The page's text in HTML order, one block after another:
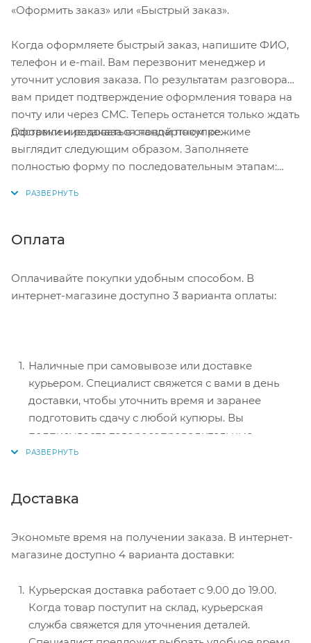
«Оформить заказ» или «Быстрый заказ».
Когда оформляете быстрый заказ, напишите ФИО,
телефон и e-mail. Вам перезвонит менеджер и
уточнит условия заказа. По результатам разговора
вам придет подтверждение оформления товара на
почту или через СМС. Теперь останется только ждать
доставки и радоваться новой покупке.
Оформление заказа в стандартном режиме
выглядит следующим образом. Заполняете
полностью форму по последовательным этапам:
Нажмите кнопку «Оформить заказ».
Оплата
Оплачивайте покупки удобным способом. В
интернет-магазине доступно 3 варианта оплаты:
Наличные при самовывозе или доставке
курьером. Специалист свяжется с вами в день
доставки, чтобы уточнить время и заранее
подготовить сдачу с любой купюры. Вы
подписываете товаросопроводительные
документы, вносите денежные средства,
перенаправит вас на сервер системы ASSIST.
Здесь нужно ввести номер карты, срок действия
Электронные системы при онлайн-заказе:
PayPal, WebMoney и Яндекс.Деньги. Для
совершения покупки система перенаправит вас
Доставка
Экономьте время на получении заказа. В интернет-
магазине доступно 4 варианта доставки:
Курьерская доставка работает с 9.00 до 19.00.
Когда товар поступит на склад, курьерская
служба свяжется для уточнения деталей.